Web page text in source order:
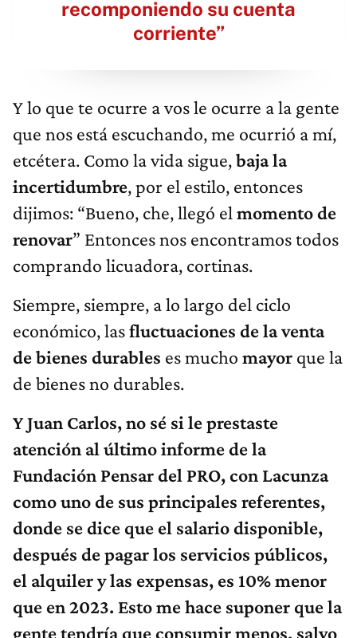
recomponiendo su cuenta
corriente”
Y lo que te ocurre a vos le ocurre a la gente
que nos está escuchando, me ocurrió a mí,
etcétera. Como la vida sigue,baja la
incertidumbre, por el estilo, entonces
dijimos: “Bueno, che, llegó el momento de
renovar” Entonces nos encontramos todos
comprando licuadora, cortinas.
Siempre, siempre, a lo largo del ciclo
económico, lasfluctuaciones de la venta
de bienes durables es mucho mayor que la
de bienes no durables.
Y Juan Carlos, no sé si le prestaste
atención al último informe de la
Fundación Pensar del PRO, con Lacunza
como uno de sus principales referentes,
donde se dice que el salario disponible,
después de pagar los servicios públicos,
el alquiler y las expensas, es 10% menor
que en 2023. Esto me hace suponer que la
gente tendría que consumir menos, salvo